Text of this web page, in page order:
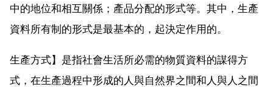
中的地位和相互關係；產品分配的形式等。其中，生產
資料所有制的形式是最基本的，起決定作用的。
生產方式】是指社會生活所必需的物質資料的謀得方
式，在生產過程中形成的人與自然界之間和人與人之間